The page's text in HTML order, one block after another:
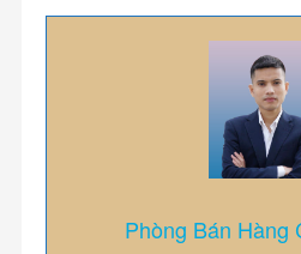
Phòng Bán Hàng